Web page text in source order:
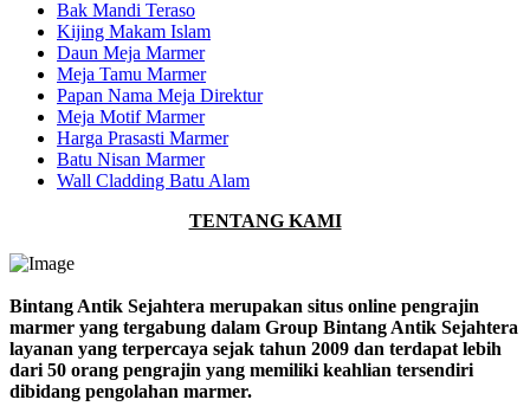
Bak Mandi Teraso
Kijing Makam Islam
Daun Meja Marmer
Meja Tamu Marmer
Papan Nama Meja Direktur
Meja Motif Marmer
Harga Prasasti Marmer
Batu Nisan Marmer
Wall Cladding Batu Alam
TENTANG KAMI
Bintang Antik Sejahtera merupakan situs online pengrajin
marmer yang tergabung dalam Group Bintang Antik Sejahtera
layanan yang terpercaya sejak tahun 2009 dan terdapat lebih
dari 50 orang pengrajin yang memiliki keahlian tersendiri
dibidang pengolahan marmer.